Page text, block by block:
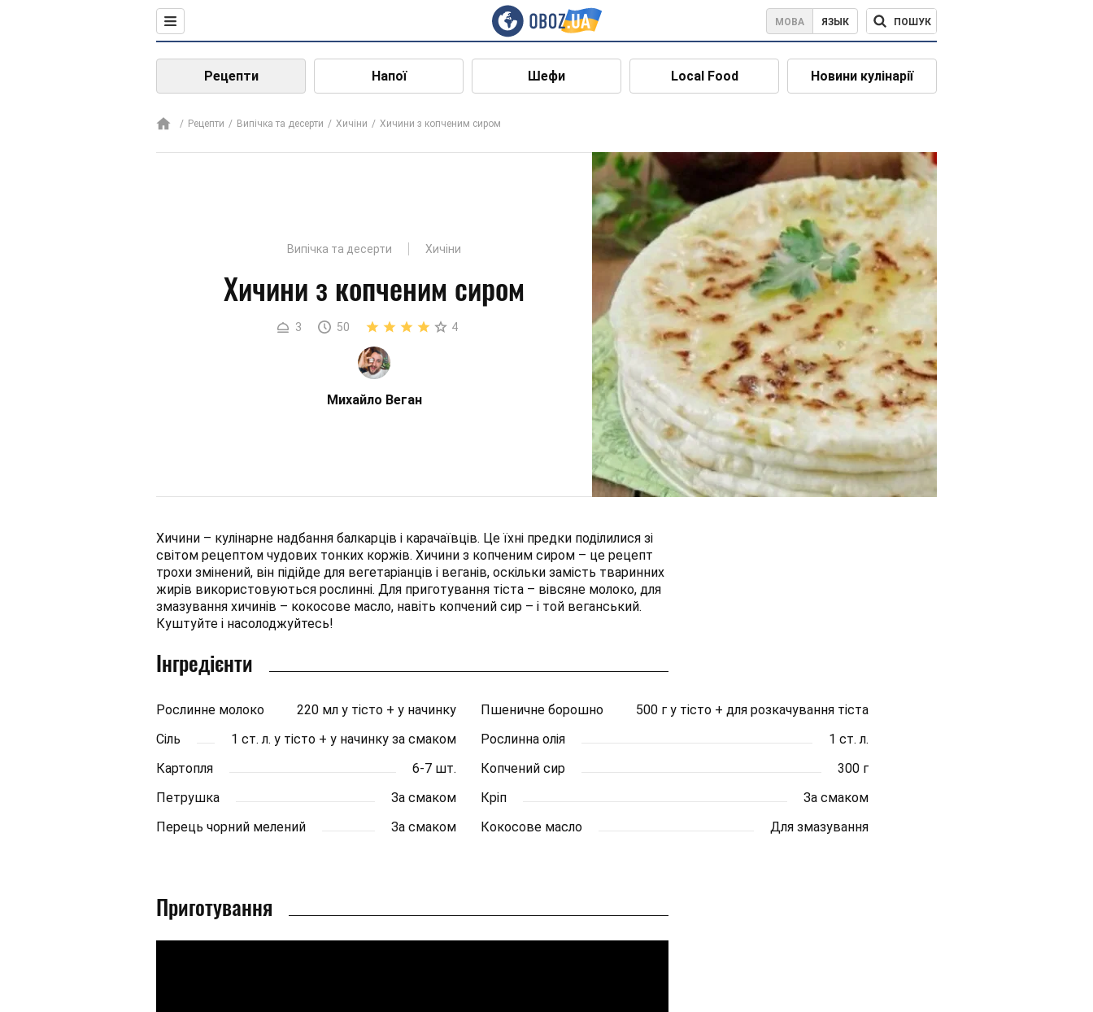
МОВА ЯЗЫК ПОШУК
Рецепти Напої Шефи Local Food Новини кулінарії
Рецепти Випічка та десерти Хичіни Хичини з копченим сиром
Випічка та десерти Хичіни
Хичини з копченим сиром
3 50 4
Михайло Веган
Хичини – кулінарне надбання балкарців і карачаївців. Це їхні предки поділилися зі
світом рецептом чудових тонких коржів. Хичини з копченим сиром – це рецепт
трохи змінений, він підійде для вегетаріанців і веганів, оскільки замість тваринних
жирів використовуються рослинні. Для приготування тіста – вівсяне молоко, для
змазування хичинів – кокосове масло, навіть копчений сир – і той веганський.
Куштуйте і насолоджуйтесь!
Інгредієнти
Рослинне молоко 220 мл у тісто + у начинку Пшеничне борошно
500 г у тісто + для розкачування тіста
Сіль
1 ст. л. у тісто + у начинку за смаком Рослинна олія
1 ст. л.
Картопля
6-7 шт. Копчений сир
300 г
Петрушка
За смаком Кріп
За смаком
Перець чорний мелений
За смаком Кокосове масло Для змазування
Приготування